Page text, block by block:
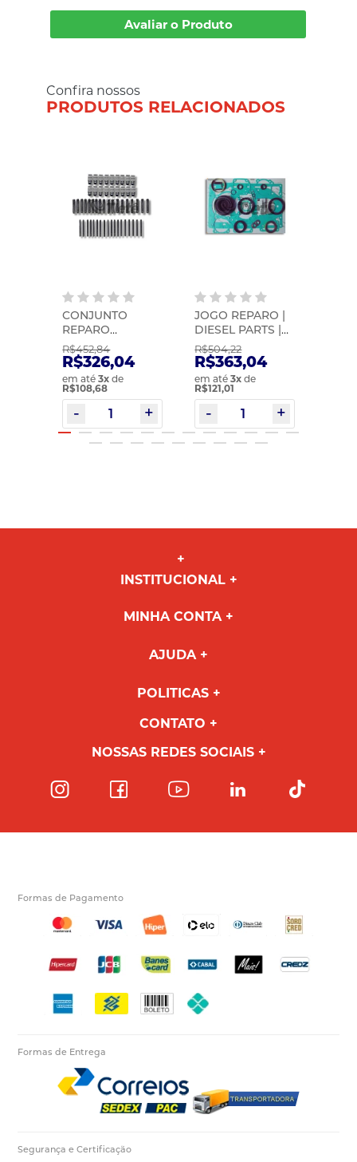
Avaliar o Produto
Confira nossos
PRODUTOS RELACIONADOS
CONJUNTO
REPARO
PRESSIONADOR |
ZF | 1295198402
R$452,84
R$326,04
em até3x de
R$108,68
JOGO REPARO |
DIESEL PARTS |
1250298851DP
R$504,22
R$363,04
em até3x de
R$121,01
INSTITUCIONAL
MINHA CONTA
AJUDA
POLITICAS
CONTATO
NOSSAS REDES SOCIAIS
Formas de Pagamento
Formas de Entrega
Segurança e Certificação